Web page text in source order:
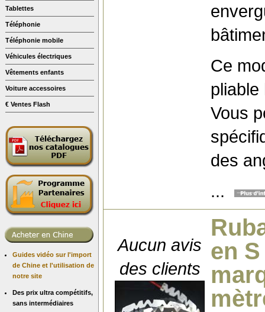
Tablettes
Téléphonie
Téléphonie mobile
Véhicules électriques
Vêtements enfants
Voiture accessoires
€ Ventes Flash
Guides vidéo sur l'import
de Chine et l'utilisation de
notre site
Des prix ultra compétitifs,
sans intermédiaires
Ce
pliable
Vous
des
...
Aucun avis
des clients
en